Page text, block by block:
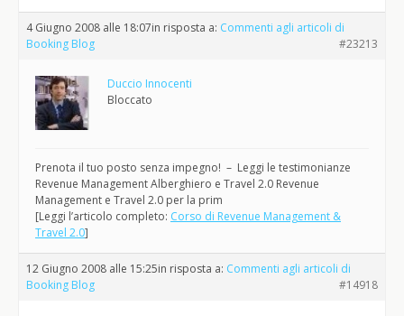
4 Giugno 2008 alle 18:07in risposta a: Commenti agli articoli di
Booking Blog
#23213
Duccio Innocenti
Bloccato
Prenota il tuo posto senza impegno! – Leggi le testimonianze
Revenue Management Alberghiero e Travel 2.0 Revenue
Management e Travel 2.0 per la prim
[Leggi l’articolo completo: Corso di Revenue Management &
Travel 2.0]
12 Giugno 2008 alle 15:25in risposta a: Commenti agli articoli di
Booking Blog
#14918